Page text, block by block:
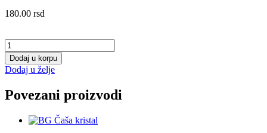
180.00 rsd
Frigo
box
0,8l
količina
Dodaj u korpu
Dodaj u želje
Povezani proizvodi